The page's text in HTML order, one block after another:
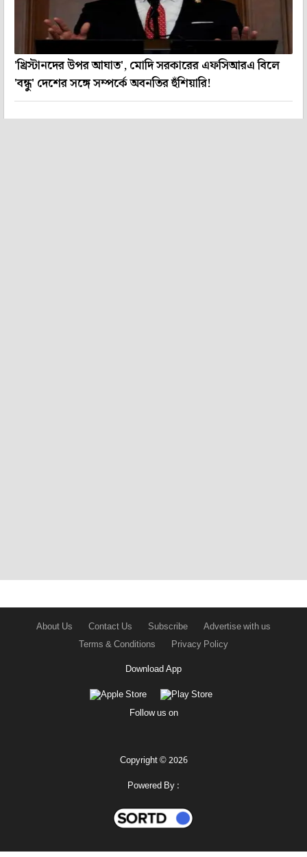
'খ্রিস্টানদের উপর আঘাত', মোদি সরকারের এফসিআরএ বিলে
'বন্ধু' দেশের সঙ্গে সম্পর্কে অবনতির হুঁশিয়ারি!
About Us Contact Us Subscribe
Advertise with us
Terms & Conditions
Privacy Policy
Download App
Follow us on
Copyright © 2026
Powered By :